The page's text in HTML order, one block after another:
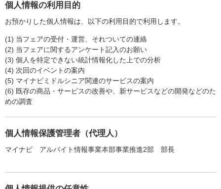
個人情報の利用目的
お預かりした個人情報は、以下の利用目的で利用します。
(1) 当フェアの受付・運営、それついての連絡
(2) 当フェアに関するアンケート記入のお願い
(3) 個人を特定できない統計情報化した上での分析
(4) 次回のイベントの案内
(5) マイナビミドルシニア関連のサービスの案内
(6) 既存の商品・サービスの改善や、新サービスなどの開発などのた
めの調査
個人情報保護管理者（代理人）
マイナビ アルバイト情報事業本部事業推進2部 部長